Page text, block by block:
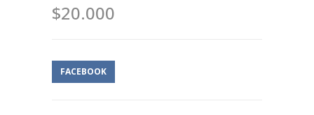
$20.000
FACEBOOK